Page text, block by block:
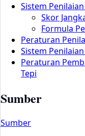
Sistem Penilaian
Skor
Formula
Peraturan
Sistem
Peraturan
Tepi
Sumber
Sumber